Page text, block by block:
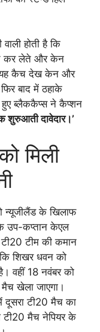
होती है कि
कर लेते और केन
यह कैच देख केन और
बाद में ठहाके
हुए ब्लैककैप्स ने कैप्शन
दावेदार।’
मिली
न्यूजीलैंड के खिलाफ
के उप-कप्तान केएल
टी20 टीम की कमान
शिखर धवन को
वहीं 18 नवंबर को
खेला जाएगा।
दूसरा टी20 मैच का
टी20 मैच नेपियर के